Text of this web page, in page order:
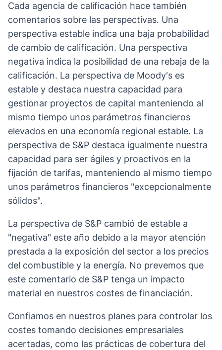
Cada agencia de calificación hace también
comentarios sobre las perspectivas. Una
perspectiva estable indica una baja probabilidad
de cambio de calificación. Una perspectiva
negativa indica la posibilidad de una rebaja de la
calificación. La perspectiva de Moody's es
estable y destaca nuestra capacidad para
gestionar proyectos de capital manteniendo al
mismo tiempo unos parámetros financieros
elevados en una economía regional estable. La
perspectiva de S&P destaca igualmente nuestra
capacidad para ser ágiles y proactivos en la
fijación de tarifas, manteniendo al mismo tiempo
unos parámetros financieros "excepcionalmente
sólidos".
La perspectiva de S&P cambió de estable a
"negativa" este año debido a la mayor atención
prestada a la exposición del sector a los precios
del combustible y la energía. No prevemos que
este comentario de S&P tenga un impacto
material en nuestros costes de financiación.
Confiamos en nuestros planes para controlar los
costes tomando decisiones empresariales
acertadas, como las prácticas de cobertura del